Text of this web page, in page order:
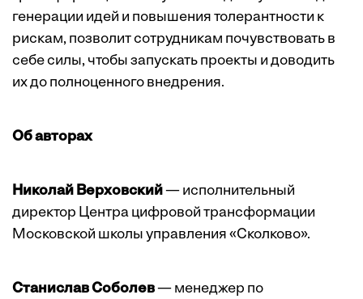
генерации идей и повышения толерантности к
рискам, позволит сотрудникам почувствовать в
себе силы, чтобы запускать проекты и доводить
их до полноценного внедрения.
Об авторах
Николай Верховский— исполнительный
директор Центра цифровой трансформации
Московской школы управления «Сколково».
Станислав Соболев— менеджер по